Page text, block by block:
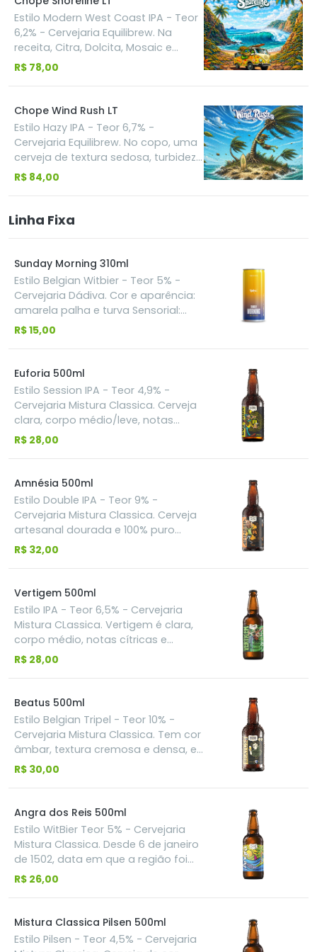
coloração alaranjada.
Estilo Modern West Coast IPA - Teor
6,2% - Cervejaria Equilibrew. Na
receita, Citra, Dolcita, Mosaic e
Simcoe resultam em uma explosão
lupulagem clássica do estilo. Clara,
seca, refrescante e extremamente
aromática. Uma West Coast
moderna, onde o protagonismo
está na intensidade dos lúpulos e
na facilidade de beber.
R$ 78,00
Chope Wind Rush LT
Estilo Hazy IPA - Teor 6,7% -
Cervejaria Equilibrew. No copo, uma
cerveja de textura sedosa, turbidez
intensa e um equilíbrio que convida
Mosaic LupoCore entrega uma
tropicais maduras e um toque
cítrico, resultando em uma Hazy IPA
extremamente aromática.
R$ 84,00
Linha Fixa
Sunday Morning 310ml
Estilo Belgian Witbier - Teor 5% -
Cervejaria Dádiva. Cor e aparência:
amarela palha e turva Sensorial:
cerveja de trigo, leve e refrescante,
coentro e casca de laranja, além de
um toque de camomila
R$ 15,00
Euforia 500ml
Estilo Session IPA - Teor 4,9% -
Cervejaria Mistura Classica. Cerveja
clara, corpo médio/leve, notas
cítricas e frutadas. Essa cerveja tem
sabor refrescante junto com um
baixo teor alcoólico. Esse estilo
agrada todos os paladares, e você
pode harmonizar com frango frito,
costela bovina ou sorvete de
menta.
R$ 28,00
Amnésia 500ml
Estilo Double IPA - Teor 9% -
Cervejaria Mistura Classica. Cerveja
artesanal dourada e 100% puro
malte, feita com dosagens de
cada detalhe, especialmente para
obtenção de aromas e amargores
perfeitos para a apreciação deste
estilo de cerveja.
R$ 32,00
Vertigem 500ml
Estilo IPA - Teor 6,5% - Cervejaria
Mistura CLassica. Vertigem é clara,
corpo médio, notas cítricas e
frutadas tanto no sabor, quanto no
R$ 28,00
Beatus 500ml
Estilo Belgian Tripel - Teor 10% -
Cervejaria Mistura Classica. Tem cor
âmbar, textura cremosa e densa, e
um dulçor muito agradável no
condimentos. A carga alcoólica
elevada traz o equilíbrio em todos
os elementos.
R$ 30,00
Angra dos Reis 500ml
Estilo WitBier Teor 5% - Cervejaria
Mistura Classica. Desde 6 de janeiro
de 1502, data em que a região foi
descoberta, já deveria ter
que é Angra dos Reis. Afinal de
contas, temos mais de 365 ilhas
que são rotineiramente
R$ 26,00
Mistura Classica Pilsen 500ml
Estilo Pilsen - Teor 4,5% - Cervejaria